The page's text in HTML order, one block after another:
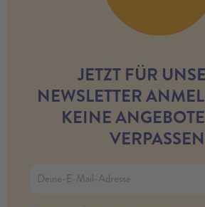
JETZT FÜR
NEWSLETTER
KEINE